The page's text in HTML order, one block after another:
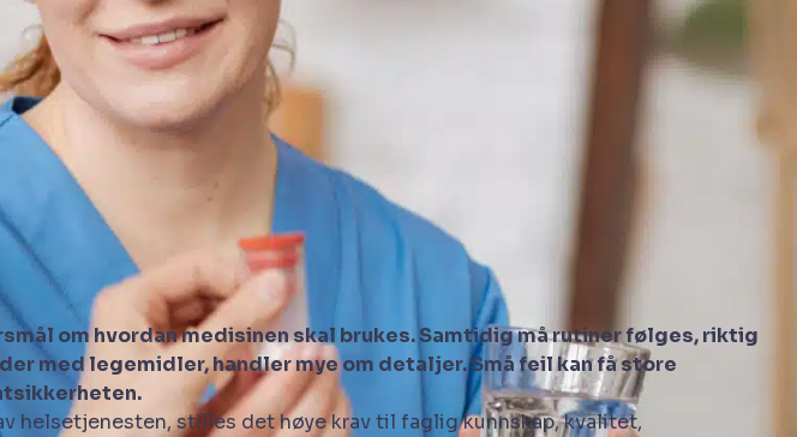
om hvordan medisinen skal brukes. Samtidig må rutiner følges, riktig
med legemidler, handler mye om detaljer. Små feil kan få store
helsetjenesten, stilles det høye krav til faglig kunnskap, kvalitet,